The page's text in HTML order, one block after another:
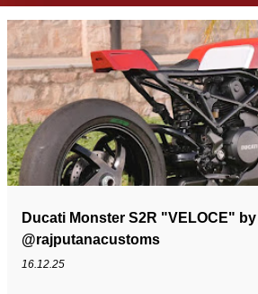
Ducati Monster S2R "VELOCE" by
@rajputanacustoms
16.12.25